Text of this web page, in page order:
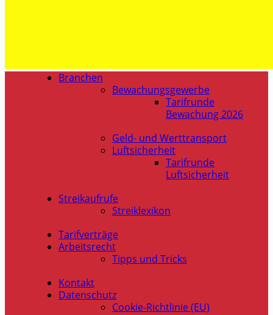
Branchen
Bewachungsgewerbe
Tarifrunde
Bewachung 2026
Geld- und Werttransport
Luftsicherheit
Tarifrunde
Luftsicherheit
Streikaufrufe
Streiklexikon
Tarifverträge
Arbeitsrecht
Tipps und Tricks
Kontakt
Datenschutz
Cookie-Richtlinie (EU)